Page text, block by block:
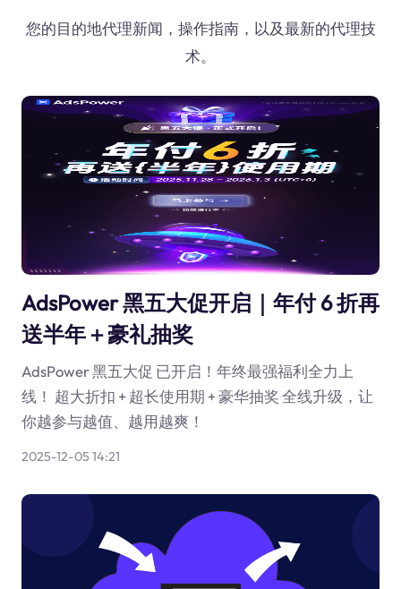
您的目的地代理新闻，操作指南，以及最新的代理技
术。
AdsPower 黑五大促开启｜年付 6 折再
送半年＋豪礼抽奖
AdsPower 黑五大促 已开启！年终最强福利全力上
线！ 超大折扣 + 超长使用期 + 豪华抽奖 全线升级，让
你越参与越值、越用越爽！
2025-12-05 14:21